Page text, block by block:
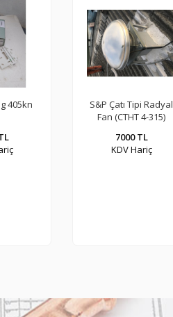
405kn
S&P Çatı Tipi Radyal
Fan (CTHT 4-315)
7000 TL
KDV Hariç